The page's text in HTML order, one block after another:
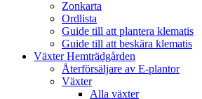
Zonkarta
Ordlista
Guide till att plantera klematis
Guide till att beskära klematis
Växter Hemträdgården
Återförsäljare av E-plantor
Växter
Alla växter